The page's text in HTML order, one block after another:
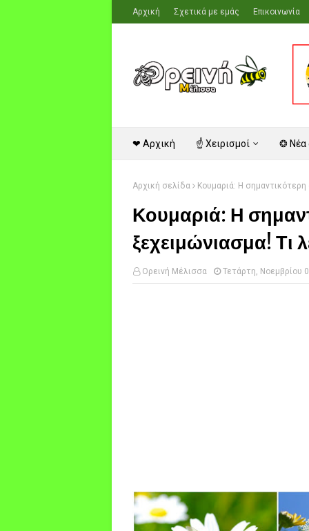
Αρχική Σχετικά με εμάς Επικοινωνία
❤ Αρχική ☝ Χειρισμοί ❂ Νέα
Αρχική σελίδα Κουμαριά: Η σημαντικότερη
Κουμαριά: Η
ξεχειμώνιασμα! Τι
Ορεινή Μέλισσα Τετάρτη, Νοεμβρίου